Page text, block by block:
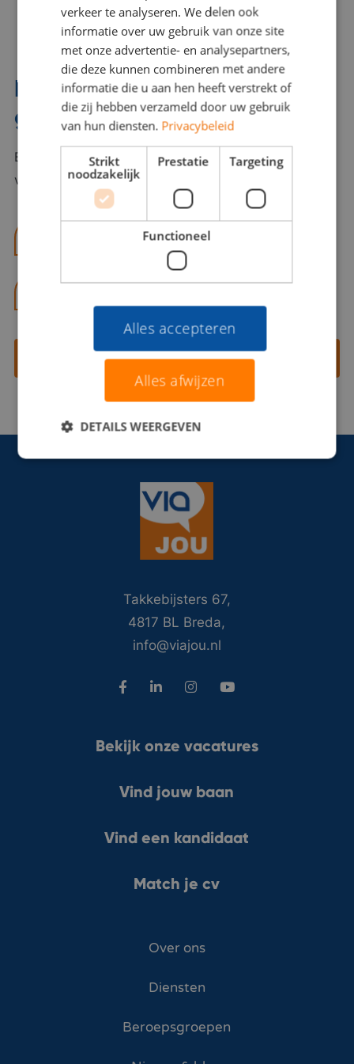
Interesse? Benno helpt je
graag verder!
Bel of mail Benno met al jouw vragen. Benno staat
voor je klaar en helpt je graag!
benno@viajou.nl
Contact opnemen
Takkebijsters 67,
4817 BL Breda,
info@viajou.nl
Bekijk onze vacatures
Vind jouw baan
Vind een kandidaat
Match je cv
Over ons
Diensten
Beroepsgroepen
verkeer te analyseren. We delen ook
informatie over uw gebruik van onze site
met onze advertentie- en analysepartners,
die deze kunnen combineren met andere
informatie die u aan hen heeft verstrekt of
die zij hebben verzameld door uw gebruik
van hun diensten. Privacybeleid
Strikt
noodzakelijk
Prestatie Targeting
Functioneel
Alles accepteren
Alles afwijzen
DETAILS WEERGEVEN